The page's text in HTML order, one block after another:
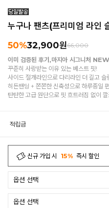
누구나 팬츠(프리미엄 라인
50%32,900원66,000
이미 검증된 후기,마지아 시그니처
꾸준히 사랑받는 이유 있는 베스트 핏!
사이드 절개라인으로 다리라인 더 길고 슬
히든밴딩 + 쫀쫀한 신축성으로 하루종일
탄탄한 고급 원단으로 핏 흐트러짐 없이 깔
적립금
신규 가입 시 15% 즉시 할인